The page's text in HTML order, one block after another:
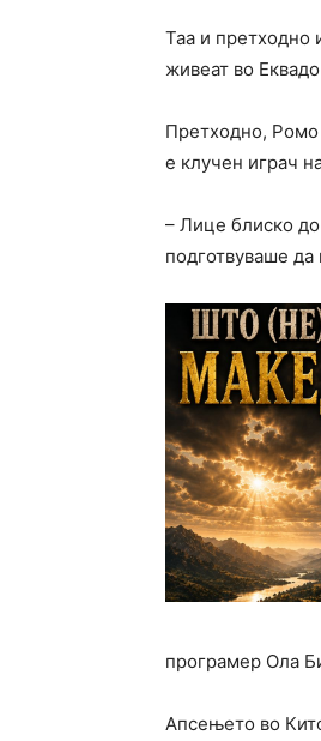
Таа и претходно
живеат во
Претходно, Ромо
е клучен играч
– Лице блиско до
подготвуваше да
програмер Ола
Апсењето во